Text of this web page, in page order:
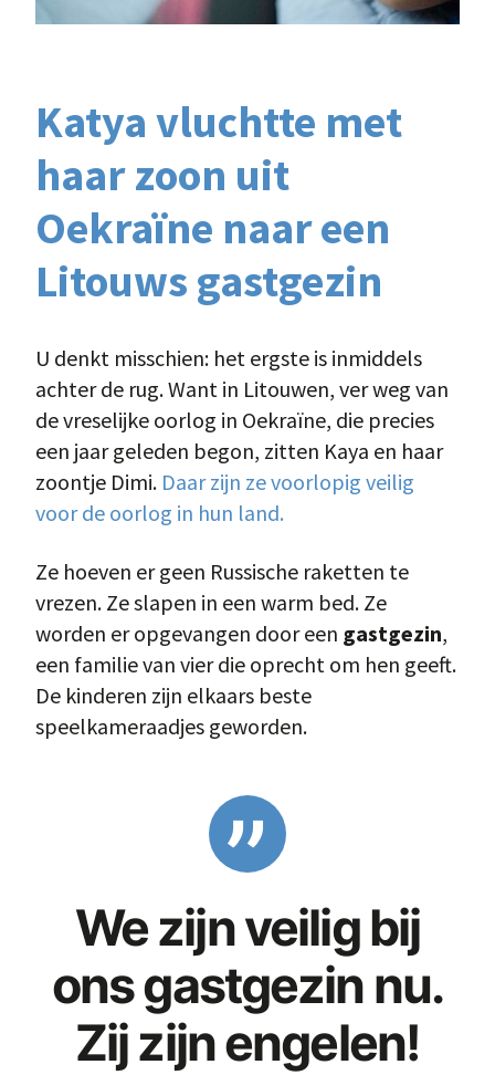
Katya vluchtte met
haar zoon uit
Oekraïne naar een
Litouws gastgezin
U denkt misschien: het ergste is inmiddels
achter de rug. Want in Litouwen, ver weg van
de vreselijke oorlog in Oekraïne, die precies
een jaar geleden begon, zitten Kaya en haar
zoontje Dimi. Daar zijn ze voorlopig veilig
voor de oorlog in hun land.
Ze hoeven er geen Russische raketten te
vrezen. Ze slapen in een warm bed. Ze
worden er opgevangen door een gastgezin,
een familie van vier die oprecht om hen geeft.
De kinderen zijn elkaars beste
speelkameraadjes geworden.
We zijn veilig bij
ons gastgezin nu.
Zij zijn engelen!